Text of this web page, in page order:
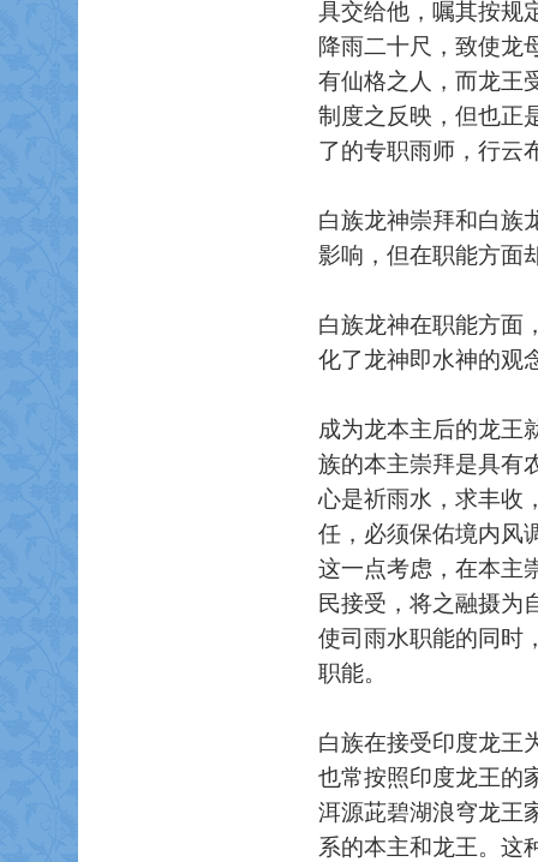
具交给他，嘱其按规
降雨二十尺，致使龙
有仙格之人，而龙王
制度之反映，但也正
了的专职雨师，行云
白族龙神崇拜和白族
影响，但在职能方面
白族龙神在职能方面
化了龙神即水神的观
成为龙本主后的龙王
族的本主崇拜是具有
心是祈雨水，求丰收
任，必须保佑境内风
这一点考虑，在本主
民接受，将之融摄为
使司雨水职能的同时
职能。
白族在接受印度龙王
也常按照印度龙王的
洱源茈碧湖浪穹龙王
系的本主和龙王。这